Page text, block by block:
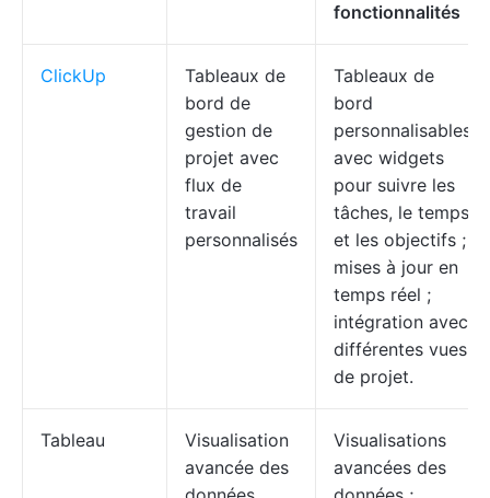
fonctionnalités
ClickUp
Tableaux de
bord de
gestion de
projet avec
flux de
travail
personnalisés
Tableaux de
bord
personnalisables
avec widgets
pour suivre les
tâches, le temps
et les objectifs ;
mises à jour en
temps réel ;
intégration avec
différentes vues
de projet.
Tableau
Visualisation
avancée des
Visualisations
avancées des